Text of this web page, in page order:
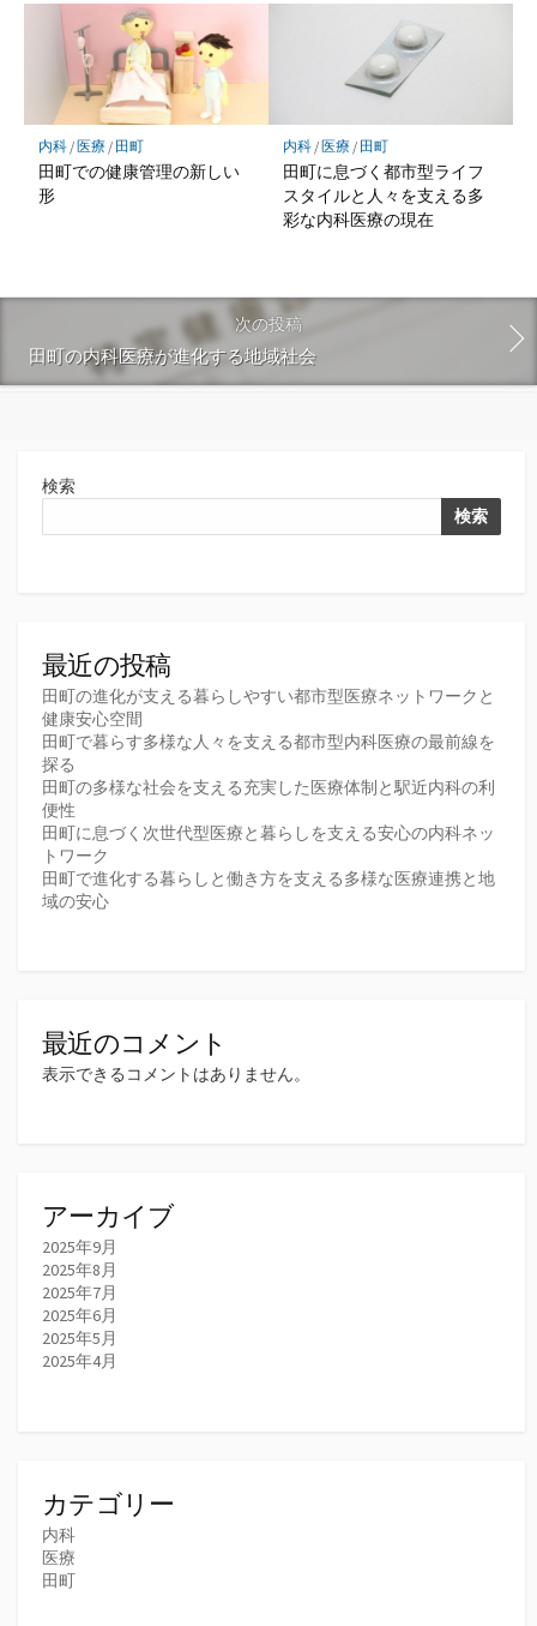
内科/医療/ 田町
田町での健康管理の新しい
形
内科/医療/ 田町
田町に息づく都市型ライフ
スタイルと人々を支える多
彩な内科医療の現在
次の投稿
田町の内科医療が進化する地域社会
検索
検索
最近の投稿
田町の進化が支える暮らしやすい都市型医療ネットワークと
健康安心空間
田町で暮らす多様な人々を支える都市型内科医療の最前線を
探る
田町の多様な社会を支える充実した医療体制と駅近内科の利
便性
田町に息づく次世代型医療と暮らしを支える安心の内科ネッ
トワーク
田町で進化する暮らしと働き方を支える多様な医療連携と地
域の安心
最近のコメント
表示できるコメントはありません。
アーカイブ
2025年9月
2025年8月
2025年7月
2025年6月
2025年5月
2025年4月
カテゴリー
内科
医療
田町